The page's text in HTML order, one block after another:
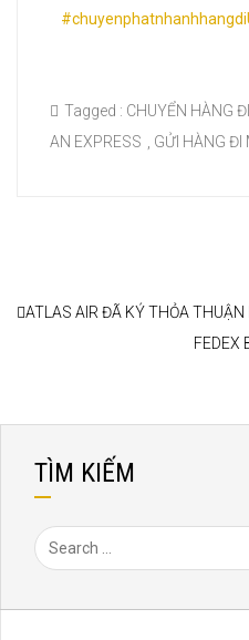
Tagged : CHUYỂN HÀNG
AN EXPRESS
GỬI HÀNG ĐI
ATLAS AIR ĐÃ KÝ THỎA THUẬN
FEDEX
TÌM KIẾM